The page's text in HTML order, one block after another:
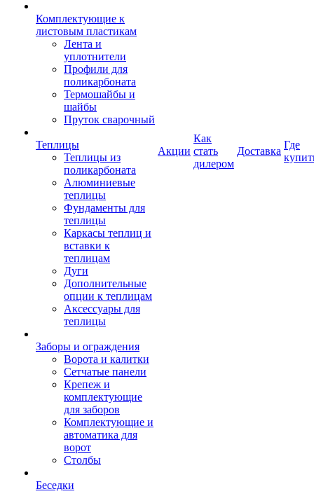
Комплектующие к
листовым пластикам
Лента и
уплотнители
Профили для
поликарбоната
Термошайбы и
шайбы
Пруток сварочный
Теплицы
Теплицы из
поликарбоната
Алюминиевые
теплицы
Фундаменты для
теплицы
Каркасы теплиц и
вставки к
теплицам
Дуги
Дополнительные
опции к теплицам
Аксессуары для
теплицы
Заборы и ограждения
Ворота и калитки
Сетчатые панели
Крепеж и
комплектующие
для заборов
Комплектующие и
автоматика для
ворот
Столбы
Беседки
Акции
Как
стать
дилером
Доставка
Где